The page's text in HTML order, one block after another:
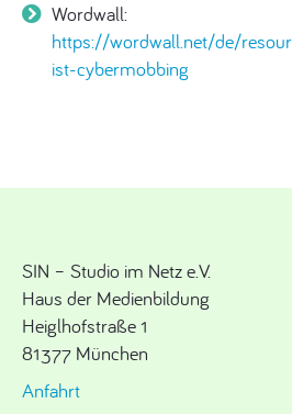
Wordwall:
https://wordwall.net/de/
ist-cybermobbing
SIN – Studio im Netz e.V.
Haus der Medienbildung
Heiglhofstraße 1
81377 München
Anfahrt